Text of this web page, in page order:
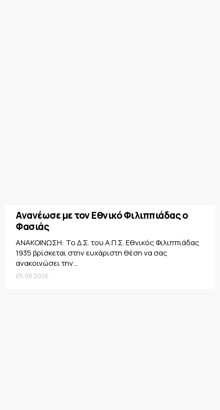
Ανανέωσε με τον Εθνικό Φιλιππιάδας ο
Φασιάς
ΑΝΑΚΟΙΝΩΣΗ: Το Δ.Σ. του Α.Π.Σ. Εθνικός Φιλιππιάδας
1935 βρίσκεται στην ευχάριστη θέση να σας
ανακοινώσει την...
05.08.2026